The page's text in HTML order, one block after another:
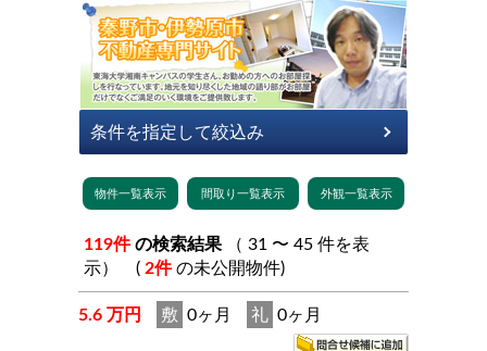
119件 の検索結果
示） ( 2件 の未公開物件)
5.6 万円 敷 0ヶ月 礼 0ヶ月